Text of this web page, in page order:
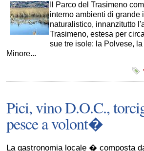
Il Parco del Trasimeno
interno ambienti di grande
naturalistico, innanzitutto
Trasimeno, estesa per
sue tre isole: la Polvese,
Minore...
Pici, vino D.O.C.,
pesce a volont�
La gastronomia locale � composta